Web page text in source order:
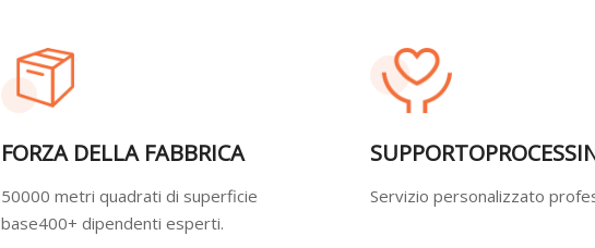
FORZA DELLA FABBRICA
50000 metri quadrati di superficie
base400+ dipendenti esperti.
Servizio personalizzato